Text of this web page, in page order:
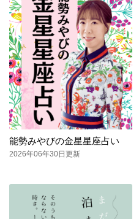
能勢みやびの金星星座占い
2026年06年30日更新